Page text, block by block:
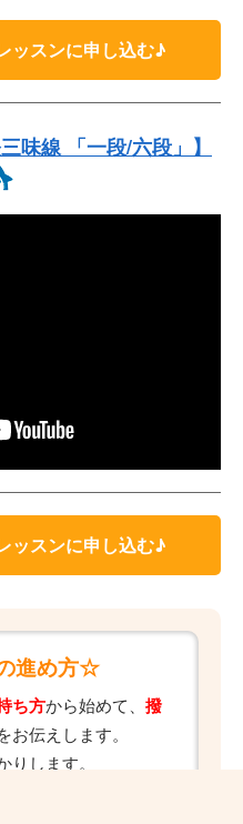
ッスンに申し込む♪
味線 「一段/六段」】
ッスンに申し込む♪
進め方☆
ち方から始めて、 撥
お伝えします。
します。